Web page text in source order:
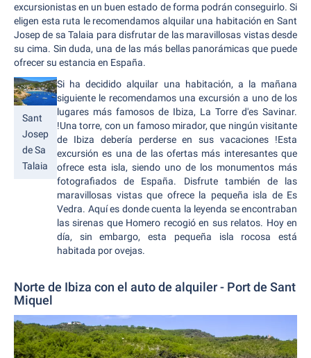
excursionistas en un buen estado de forma podrán conseguirlo. Si
eligen esta ruta le recomendamos alquilar una habitación en Sant
Josep de sa Talaia para disfrutar de las maravillosas vistas desde
su cima. Sin duda, una de las más bellas panorámicas que puede
ofrecer su estancia en España.
Sant
Josep
de Sa
Talaia
Si ha decidido alquilar una habitación, a la mañana
siguiente le recomendamos una excursión a uno de los
lugares más famosos de Ibiza, La Torre d'es Savinar.
!Una torre, con un famoso mirador, que ningún visitante
de Ibiza debería perderse en sus vacaciones !Esta
excursión es una de las ofertas más interesantes que
ofrece esta isla, siendo uno de los monumentos más
fotografiados de España. Disfrute también de las
maravillosas vistas que ofrece la pequeña isla de Es
Vedra. Aquí es donde cuenta la leyenda se encontraban
las sirenas que Homero recogió en sus relatos. Hoy en
día, sin embargo, esta pequeña isla rocosa está
habitada por ovejas.
Norte de Ibiza con el auto de alquiler - Port de Sant
Miquel